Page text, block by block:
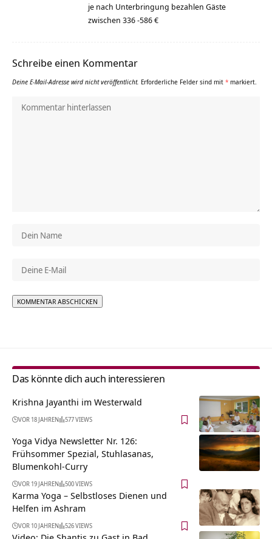
je nach Unterbringung bezahlen Gäste
zwischen 336 -586 €
Schreibe einen Kommentar
Deine E-Mail-Adresse wird nicht veröffentlicht. Erforderliche Felder sind mit * markiert.
Das könnte dich auch interessieren
Krishna Jayanthi im Westerwald
VOR 18 JAHREN 577 VIEWS
Yoga Vidya Newsletter Nr. 126:
Frühsommer Spezial, Stuhlasanas,
Blumenkohl-Curry
VOR 19 JAHREN 500 VIEWS
Karma Yoga – Selbstloses Dienen und
Helfen im Ashram
VOR 10 JAHREN 526 VIEWS